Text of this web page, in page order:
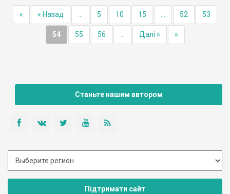
« « Назад 5 10 15 52 53
54 55 56 Далі » »
Станьте нашим автором
Підтримати сайт